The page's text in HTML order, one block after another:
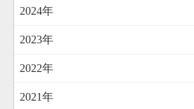
2024年
2023年
2022年
2021年